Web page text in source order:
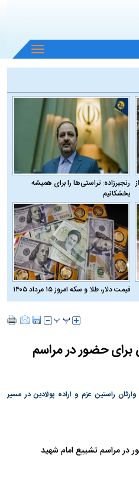
باز
و
منو
رنجبرزاده: تراستی‌ها را برای همیشه
بخشکانیم
قیمت دلار، طلا و سکه امروز ۱۵ مرداد ۱۴۰۵
برای حضور در مراسم
راستین عزم و اراده پولادین در مسیر